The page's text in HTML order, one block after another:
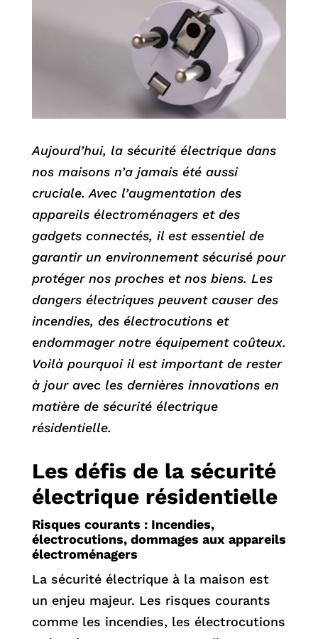
Aujourd’hui, la sécurité électrique dans
nos maisons n’a jamais été aussi
cruciale. Avec l’augmentation des
appareils électroménagers et des
gadgets connectés, il est essentiel de
garantir un environnement sécurisé pour
protéger nos proches et nos biens. Les
dangers électriques peuvent causer des
incendies, des électrocutions et
endommager notre équipement coûteux.
Voilà pourquoi il est important de rester
à jour avec les dernières innovations en
matière de sécurité électrique
résidentielle.
Les défis de la sécurité
électrique résidentielle
Risques courants : Incendies,
électrocutions, dommages aux appareils
électroménagers
La sécurité électrique à la maison est
un enjeu majeur. Les risques courants
comme les incendies, les électrocutions